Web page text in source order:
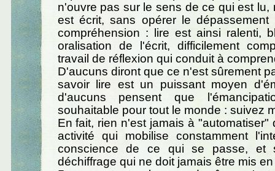
n'ouvre pas sur le sens de ce qui est lu,
est écrit, sans opérer le
compréhension : lire est ainsi ralenti,
oralisation de l'écrit, difficilement
travail de réflexion qui conduit à
D'aucuns diront que ce n'est sûrement
savoir lire est un puissant moyen
d'aucuns pensent que
souhaitable pour tout le monde : suivez
En fait, rien n'est jamais à "automatiser"
activité qui mobilise constamment
conscience de ce qui se passe, et
déchiffrage qui ne doit jamais être mis